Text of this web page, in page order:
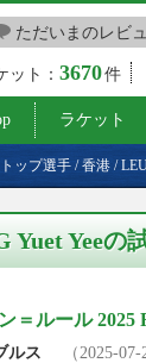
ただいまのレビ
ット：3670件
ラケット
トップ選手 /香港 /
Yuet Yeeの
＝ルール 2025
ルス （2025-07-